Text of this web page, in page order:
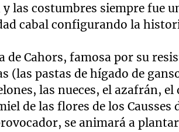
las costumbres siempre fue
cabal configurando la
de Cahors, famosa por su
(las pastas de hígado de
las nueces, el azafrán, el
de las flores de los Causses
se animará a